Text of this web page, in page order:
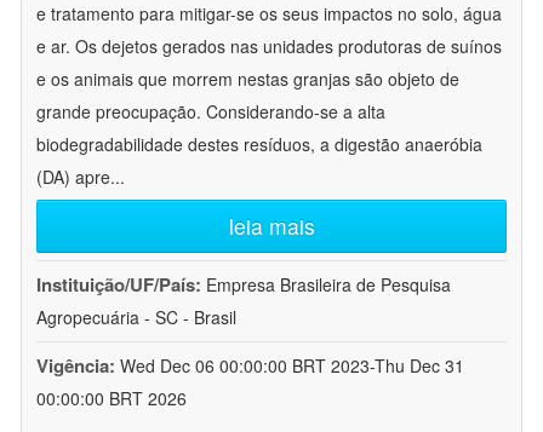
e tratamento para mitigar-se os seus impactos no solo, água
e ar. Os dejetos gerados nas unidades produtoras de suínos
e os animais que morrem nestas granjas são objeto de
grande preocupação. Considerando-se a alta
biodegradabilidade destes resíduos, a digestão anaeróbia
(DA) apre...
leia mais
Instituição/UF/País: Empresa Brasileira de Pesquisa
Agropecuária - SC - Brasil
Vigência: Wed Dec 06 00:00:00 BRT 2023-Thu Dec 31
00:00:00 BRT 2026